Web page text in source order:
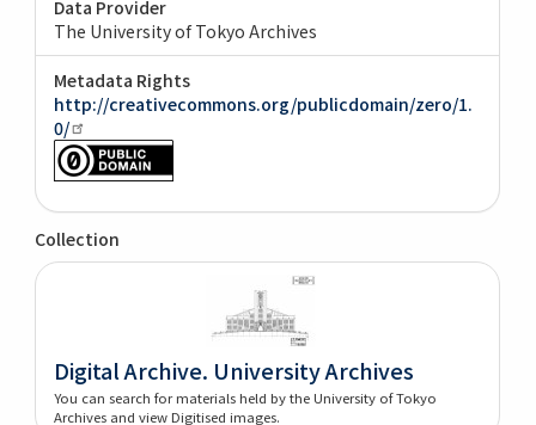
Data Provider
The University of Tokyo Archives
Metadata Rights
http://creativecommons.org/publicdomain/zero/1.
0/
Collection
Digital Archive. University Archives
You can search for materials held by the University of Tokyo
Archives and view Digitised images.